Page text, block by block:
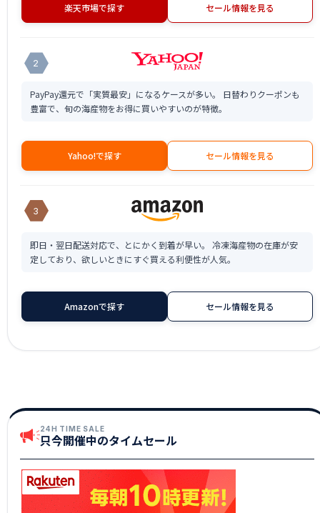
楽天市場で探す セール情報を見る
2
PayPay還元で「実質最安」になるケースが多い。 日替わりクーポンも
豊富で、旬の海産物をお得に買いやすいのが特徴。
Yahoo!で探す セール情報を見る
3
即日・翌日配送対応で、とにかく到着が早い。 冷凍海産物の在庫が安
定しており、欲しいときにすぐ買える利便性が人気。
Amazonで探す セール情報を見る
24H TIME SALE
只今開催中のタイムセール